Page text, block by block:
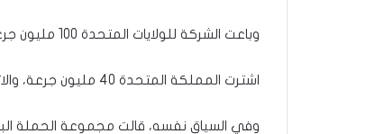
وباعت الشركة للولايات المتحدة 100 مليون جرعة مع خيار لشراء 500 مليون أخرى، فيما
اشترت المملكة المتحدة 40 مليون جرعة، والاتحاد الأوروبي 200 مليون جرعة، مع خيار لشراء 100 مليون جرعة أخرى.
وفي السياق نفسه، قالت مجموعة الحملة